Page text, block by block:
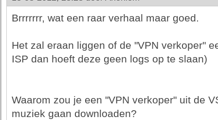
Brrrrrrr, wat een raar verhaal maar goed.
Het zal eraan liggen of de "VPN verkoper"
ISP dan hoeft deze geen logs op te slaan)
Waarom zou je een "VPN verkoper" uit de
muziek gaan downloaden?